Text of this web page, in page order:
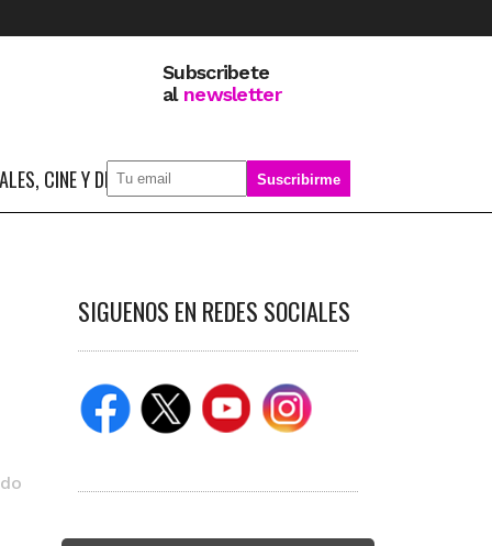
Subscribete
al newsletter
CINE Y DEPORTE SOBRE MÍ
SIGUENOS EN REDES SOCIALES